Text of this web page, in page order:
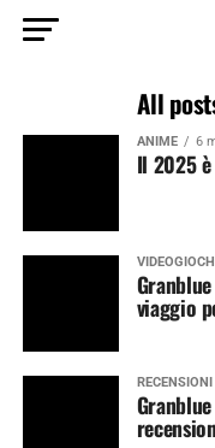
All
ANIME 6
Il 2025 è
viaggio
RECENSIONI